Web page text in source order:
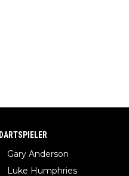
DARTSPIELER
Gary Anderson
Luke Humphries